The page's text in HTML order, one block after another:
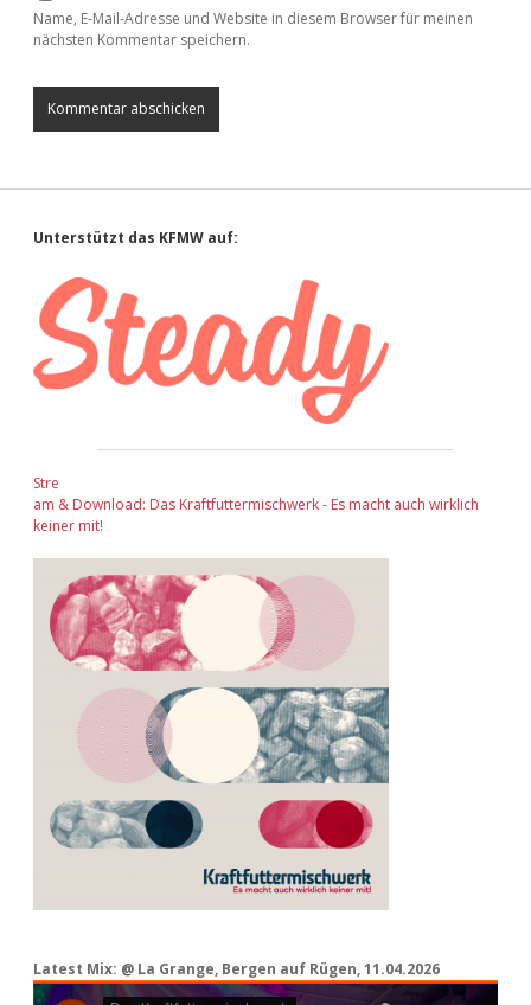
Name, E-Mail-Adresse und Website in diesem Browser für meinen
nächsten Kommentar speichern.
Sidebar
Unterstützt das KFMW auf:
Stre
am & Download: Das Kraftfuttermischwerk - Es macht auch wirklich
keiner mit!
Latest Mix: @ La Grange, Bergen auf Rügen, 11.04.2026